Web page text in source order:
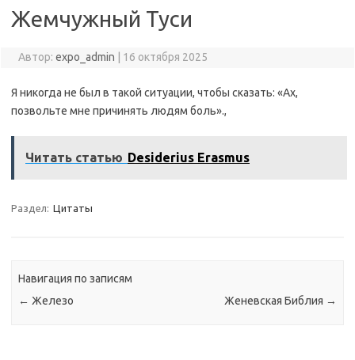
Жемчужный Туси
Автор: expo_admin 16 октября 2025
Я никогда не был в такой ситуации, чтобы сказать: «Ах,
позвольте мне причинять людям боль».,
Читать статью Desiderius Erasmus
Раздел: Цитаты
Навигация по записям
← Железо Женевская Библия →